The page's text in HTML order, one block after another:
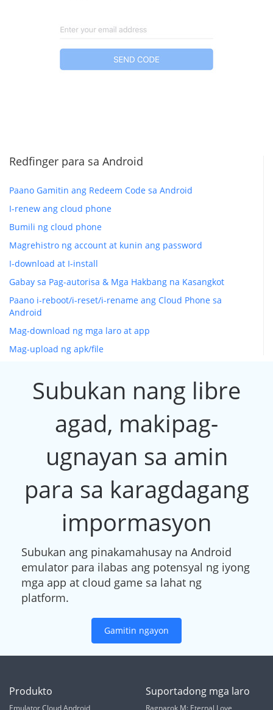
Redfinger para sa Android
Paano Gamitin ang Redeem Code sa Android
I-renew ang cloud phone
Bumili ng cloud phone
Magrehistro ng account at kunin ang password
I-download at I-install
Gabay sa Pag-autorisa & Mga Hakbang na Kasangkot
Paano i-reboot/i-reset/i-rename ang Cloud Phone sa
Android
Mag-download ng mga laro at app
Mag-upload ng apk/file
Subukan nang libre
agad, makipag-
ugnayan sa amin
para sa karagdagang
impormasyon
Subukan ang pinakamahusay na Android
emulator para ilabas ang potensyal ng iyong
mga app at cloud game sa lahat ng
platform.
Gamitin ngayon
Produkto Suportadong mga laro